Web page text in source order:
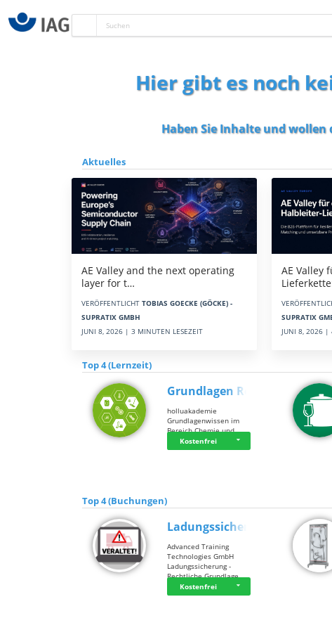
Hier gibt es noch
Haben Sie Inhalte und wollen
Aktuelles
AE Valley and the next operating
layer for t…
VERÖFFENTLICHT TOBIAS GOECKE (GÖCKE) -
SUPRATIX GMBH
JUNI 8, 2026 | 3 MINUTEN LESEZEIT
AE Valley
SUPRATIX
JUNI 8, 2026 |
Top 4 (Lernzeit)
Grundlagen Rein…
holluakademie
Grundlagenwissen im
Bereich Chemie und …
Kostenfrei
Top 4 (Buchungen)
Ladungssicherung
Advanced Training
Technologies GmbH
Ladungssicherung -
Rechtliche Grundlage…
Kostenfrei